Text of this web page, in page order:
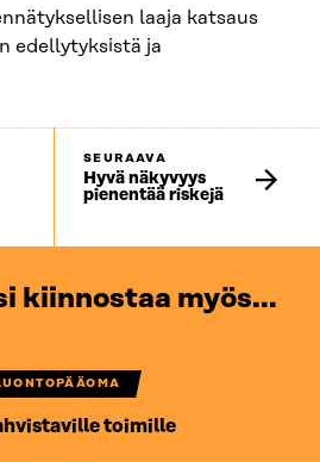
laaja katsaus
edellytyksistä ja
SEURAAVA
Hyvä näkyvyys
pienentää riskejä
kiinnostaa myös...
toimille